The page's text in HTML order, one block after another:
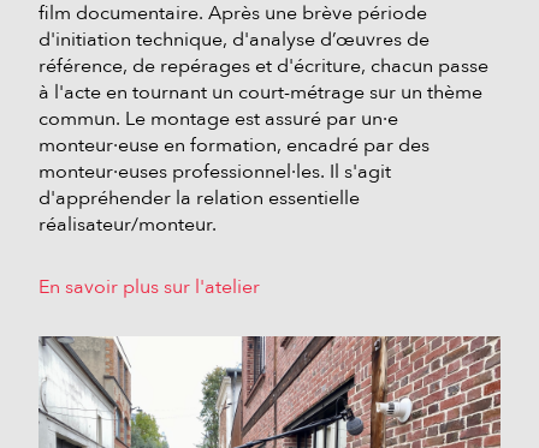
film documentaire. Après une brève période
d'initiation technique, d'analyse d’œuvres de
référence, de repérages et d'écriture, chacun passe
à l'acte en tournant un court-métrage sur un thème
commun. Le montage est assuré par un·e
monteur·euse en formation, encadré par des
monteur·euses professionnel·les. Il s'agit
d'appréhender la relation essentielle
réalisateur/monteur.
En savoir plus sur l'atelier